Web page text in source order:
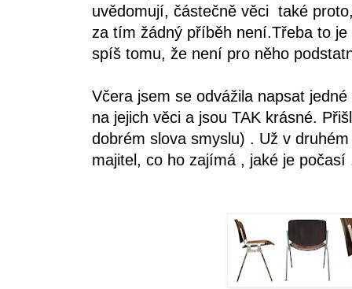
uvědomují, částečně věci také
za tím žádný příběh není.Třeba to
spíš tomu, že není pro něho
Včera jsem se odvážila napsat
na jejich věci a jsou TAK krásné.
dobrém slova smyslu) . Už v
majitel, co ho zajímá , jaké je